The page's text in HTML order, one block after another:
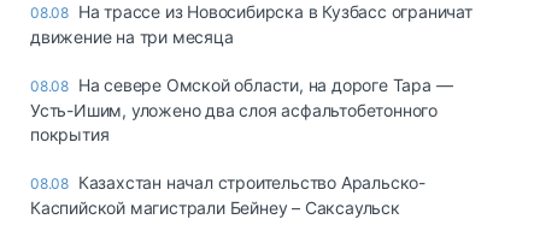
08.08 На трассе из Новосибирска в Кузбасс ограничат
движение на три месяца
08.08 На севере Омской области, на дороге Тара —
Усть-Ишим, уложено два слоя асфальтобетонного
покрытия
08.08 Казахстан начал строительство Аральско-
Каспийской магистрали Бейнеу – Саксаульск